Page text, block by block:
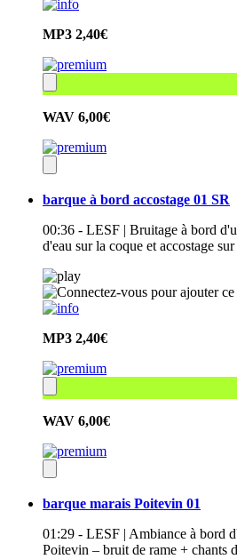
MP3 2,40€
WAV 6,00€
barque à bord accostage 01 SR
00:36 - LESF | Bruitage à bord
d'eau sur la coque et accostage
MP3 2,40€
WAV 6,00€
barque marais Poitevin 01
01:29 - LESF | Ambiance à bord
Poitevin – bruit de rame + chants